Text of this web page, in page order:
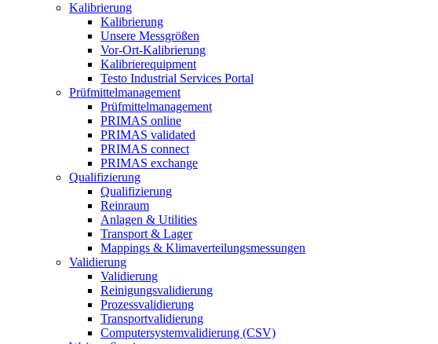
Kalibrierung
Kalibrierung
Unsere Messgrößen
Vor-Ort-Kalibrierung
Kalibrierequipment
Testo Industrial Services Portal
Prüfmittelmanagement
Prüfmittelmanagement
PRIMAS online
PRIMAS validated
PRIMAS connect
PRIMAS exchange
Qualifizierung
Qualifizierung
Reinraum
Anlagen & Utilities
Transport & Lager
Mappings & Klimaverteilungsmessungen
Validierung
Validierung
Reinigungsvalidierung
Prozessvalidierung
Transportvalidierung
Computersystemvalidierung (CSV)